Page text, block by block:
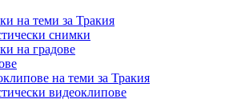
на теми за Тракия
снимки
на градове
на теми за Тракия
видеоклипове